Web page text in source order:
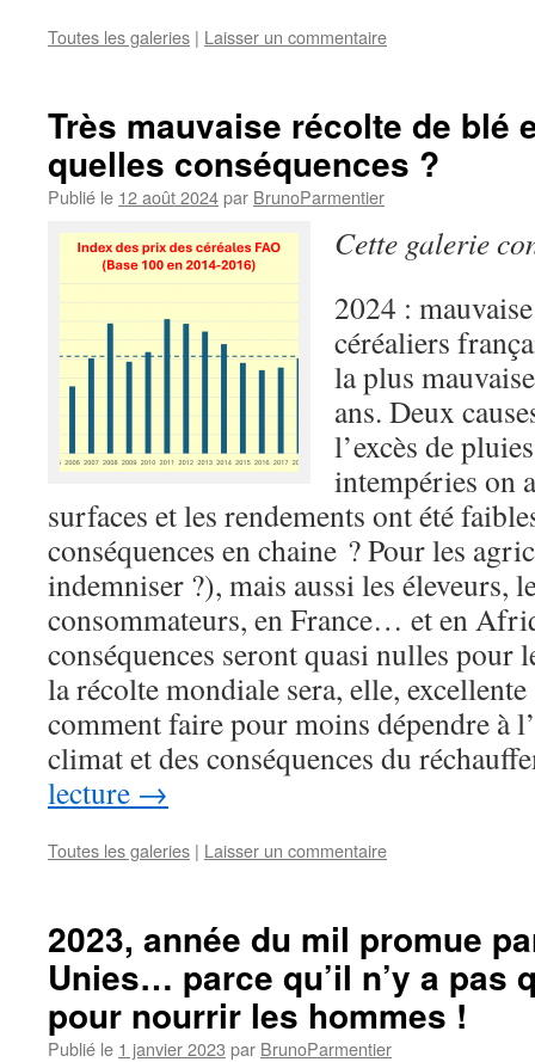
Toutes les galeries | Laisser un commentaire
Très mauvaise récolte de blé
quelles conséquences ?
Publié le 12 août 2024par BrunoParmentier
Cette galerie
2024 :
céréaliers
la plus
ans. Deux
l’excès de
intempéries on
surfaces et les rendements ont été
conséquences en chaine ? Pour les
indemniser ?), mais aussi les
consommateurs, en France… et en
conséquences seront quasi nulles pour
la récolte mondiale sera, elle,
comment faire pour moins dépendre à
climat et des conséquences du
lecture →
Toutes les galeries | Laisser un commentaire
2023, année du mil promue
Unies… parce qu’il n’y a pas
pour nourrir les hommes !
Publié le 1 janvier 2023 par BrunoParmentier